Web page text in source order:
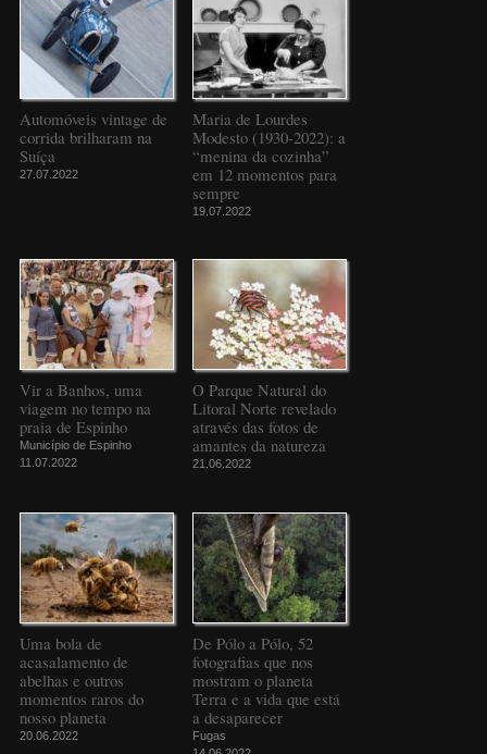
Automóveis vintage de
corrida brilharam na
Suíça
27.07.2022
Maria de Lourdes
Modesto (1930-2022): a
“menina da cozinha”
em 12 momentos para
sempre
19.07.2022
Vir a Banhos, uma
viagem no tempo na
praia de Espinho
Município de Espinho
11.07.2022
O Parque Natural do
Litoral Norte revelado
através das fotos de
amantes da natureza
21.06.2022
Uma bola de
acasalamento de
abelhas e outros
momentos raros do
nosso planeta
20.06.2022
De Pólo a Pólo, 52
fotografias que nos
mostram o planeta
Terra e a vida que está
a desaparecer
Fugas